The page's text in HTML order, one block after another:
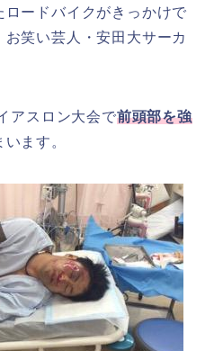
ードバイクがきっかけで
お笑い芸人・安田大サーカ
アスロン大会で前頭部を強
ます。